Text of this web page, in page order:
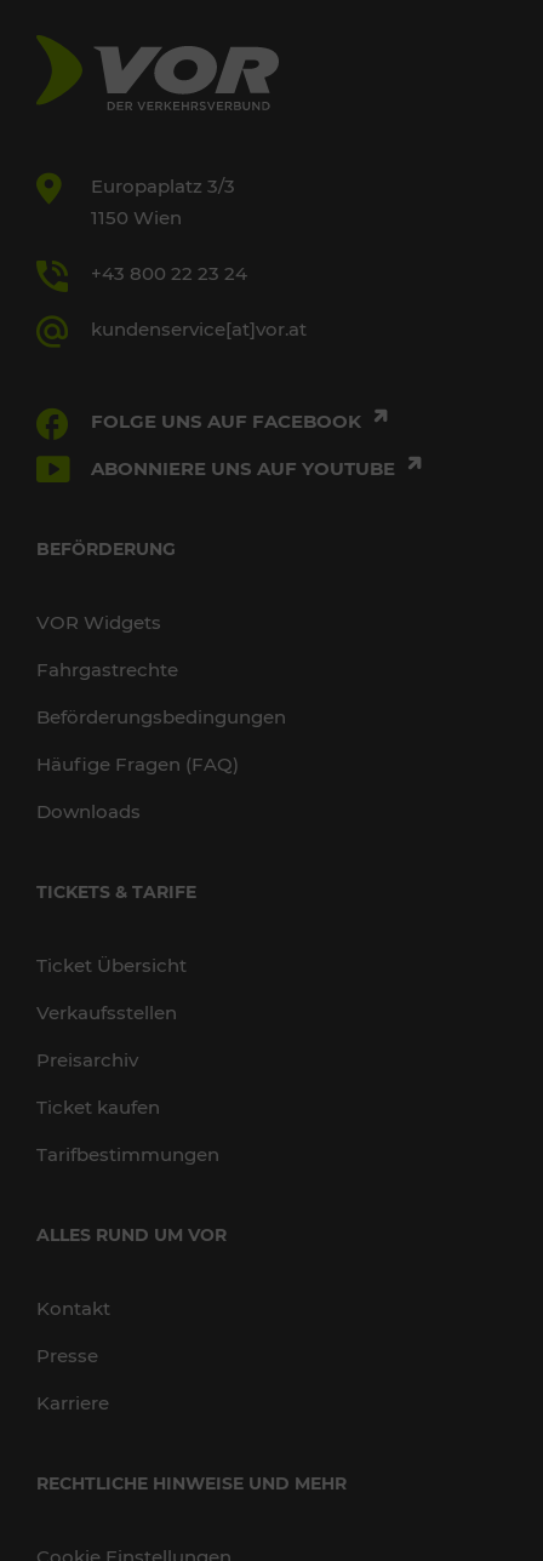
Europaplatz 3/3
1150 Wien
+43 800 22 23 24
kundenservice[at]vor.at
FOLGE UNS AUF FACEBOOK
ABONNIERE UNS AUF YOUTUBE
BEFÖRDERUNG
VOR Widgets
Fahrgastrechte
Beförderungsbedingungen
Häufige Fragen (FAQ)
Downloads
TICKETS & TARIFE
Ticket Übersicht
Verkaufsstellen
Preisarchiv
Ticket kaufen
Tarifbestimmungen
ALLES RUND UM VOR
Kontakt
Presse
Karriere
RECHTLICHE HINWEISE UND MEHR